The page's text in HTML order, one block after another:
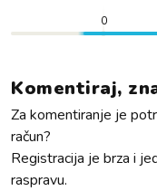
0
Komentiraj,
Za komentiranje je
račun?
Registracija je brza i
raspravu.